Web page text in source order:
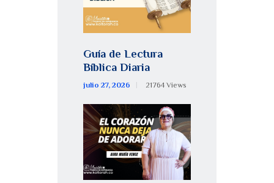
Guía de Lectura
Bíblica Diaria
julio 27, 2026 21764 Views